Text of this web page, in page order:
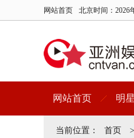
网站首页 北京时间： 2026
网站首页 明星
当前位置： 首页 >